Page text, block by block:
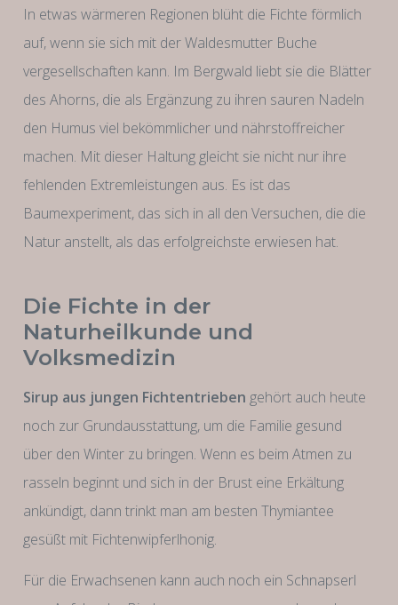
In etwas wärmeren Regionen blüht die Fichte förmlich
auf, wenn sie sich mit der Waldesmutter Buche
vergesellschaften kann. Im Bergwald liebt sie die Blätter
des Ahorns, die als Ergänzung zu ihren sauren Nadeln
den Humus viel bekömmlicher und nährstoffreicher
machen. Mit dieser Haltung gleicht sie nicht nur ihre
fehlenden Extremleistungen aus. Es ist das
Baumexperiment, das sich in all den Versuchen, die die
Natur anstellt, als das erfolgreichste erwiesen hat.
Die Fichte in der
Naturheilkunde und
Volksmedizin
Sirup aus jungen Fichtentrieben gehört auch heute
noch zur Grundausstattung, um die Familie gesund
über den Winter zu bringen. Wenn es beim Atmen zu
rasseln beginnt und sich in der Brust eine Erkältung
ankündigt, dann trinkt man am besten Thymiantee
gesüßt mit Fichtenwipferlhonig.
Für die Erwachsenen kann auch noch ein Schnapserl